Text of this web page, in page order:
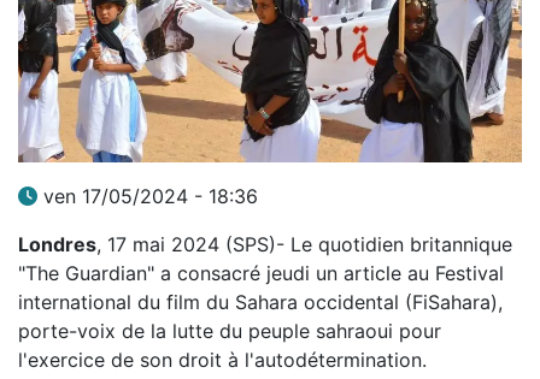
ven 17/05/2024 - 18:36
Londres, 17 mai 2024 (SPS)- Le quotidien britannique
"The Guardian" a consacré jeudi un article au Festival
international du film du Sahara occidental (FiSahara),
porte-voix de la lutte du peuple sahraoui pour
l'exercice de son droit à l'autodétermination.